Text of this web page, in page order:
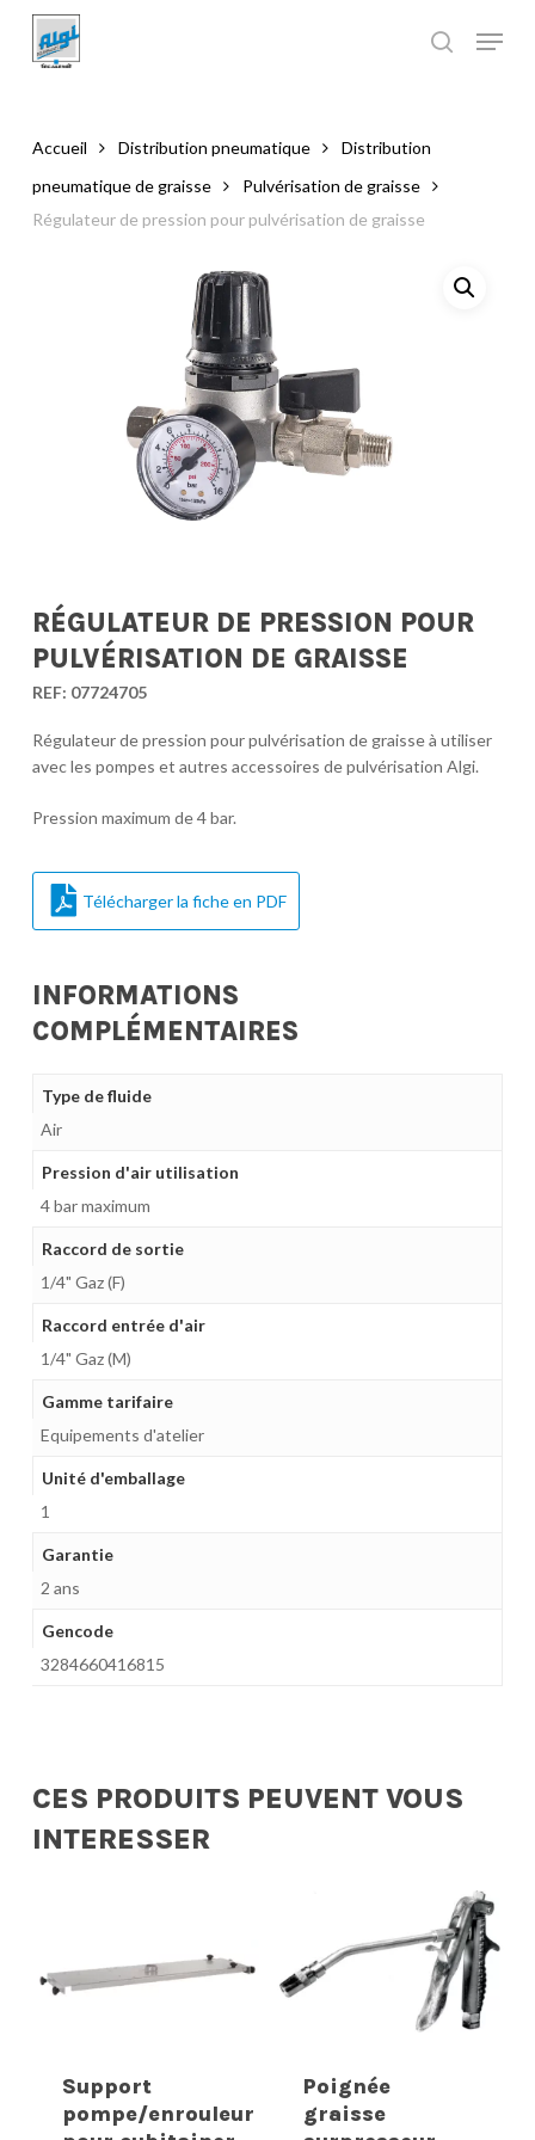
main
Accueil Distribution pneumatique
Distribution
pneumatique de graisse
Pulvérisation de graisse
Régulateur de pression pour pulvérisation de graisse
RÉGULATEUR DE PRESSION POUR
PULVÉRISATION DE GRAISSE
REF: 07724705
Régulateur de pression pour pulvérisation de graisse à utiliser
avec les pompes et autres accessoires de pulvérisation Algi.
Pression maximum de 4 bar.
Télécharger la fiche en PDF
INFORMATIONS
COMPLÉMENTAIRES
Type de fluide
Air
Pression d'air utilisation
4 bar maximum
Raccord de sortie
1/4" Gaz (F)
Raccord entrée d'air
1/4" Gaz (M)
Gamme tarifaire
Equipements d'atelier
Unité d'emballage
1
Garantie
2 ans
Gencode
3284660416815
CES PRODUITS PEUVENT VOUS
INTERESSER
Support
pompe/enrouleur
Poignée
graisse